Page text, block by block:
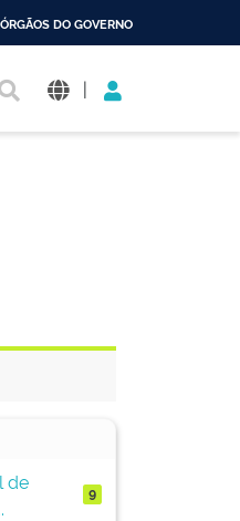
ÓRGÃOS DO GOVERNO
|
de
9